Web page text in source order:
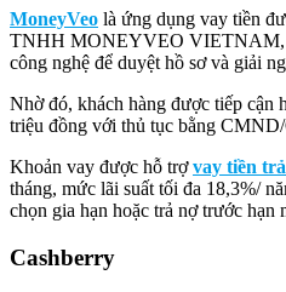
MoneyVeo là ứng dụng vay tiền
TNHH MONEYVEO VIETNAM,
công nghệ để duyệt hồ sơ và giải
Nhờ đó, khách hàng được tiếp cận
triệu đồng với thủ tục bằng
Khoản vay được hỗ trợvay tiền
tháng, mức lãi suất tối đa 18,3%/
chọn gia hạn hoặc trả nợ trước hạn
Cashberry